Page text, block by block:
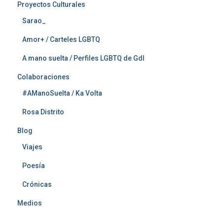
Proyectos Culturales
Sarao_
Amor+ / Carteles LGBTQ
A mano suelta / Perfiles LGBTQ de Gdl
Colaboraciones
#AManoSuelta / Ka Volta
Rosa Distrito
Blog
Viajes
Poesía
Crónicas
Medios